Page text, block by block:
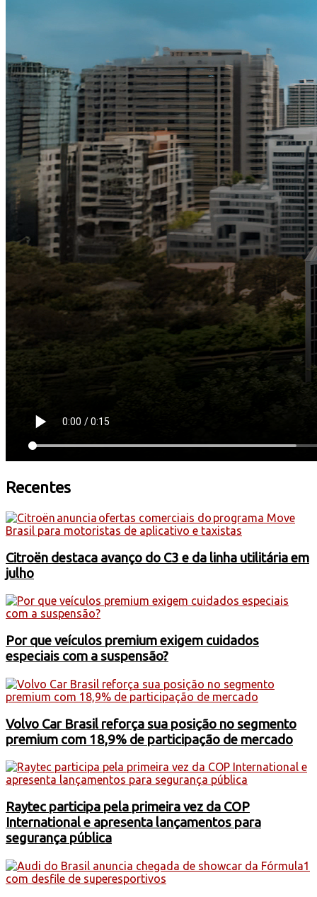
Recentes
Citroën destaca avanço do C3 e da linha utilitária em
julho
Por que veículos premium exigem cuidados
especiais com a suspensão?
Volvo Car Brasil reforça sua posição no segmento
premium com 18,9% de participação de mercado
Raytec participa pela primeira vez da COP
International e apresenta lançamentos para
segurança pública